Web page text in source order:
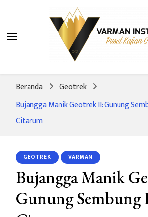
Varman
Pusat Kajian Sunda
Beranda
Geotrek
Bujangga Manik Geotrek II: Gunung
Citarum
GEOTREK VARMAN
Bujangga Manik
Gunung